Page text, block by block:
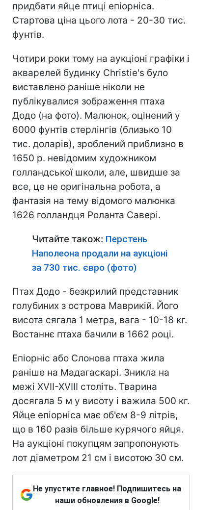
придбати яйце птиці епіорніса.
Стартова ціна цього лота - 20-30 тис.
фунтів.
Чотири роки тому на аукціоні графіки і
акварелей будинку Christie's було
виставлено раніше ніколи не
публікувалися зображення птаха
Додо (на фото). Малюнок, оцінений у
6000 фунтів стерлінгів (близько 10
тис. доларів), зроблений приблизно в
1650 р. невідомим художником
голландської школи, але, швидше за
все, це не оригінальна робота, а
фантазія на тему відомого малюнка
1626 голландця Роланта Савері.
Читайте також: Перстень
Наполеона продали на аукціоні
за 730 тис. євро (фото)
Птах Додо - безкрилий представник
голубиних з острова Маврикій. Його
висота сягала 1 метра, вага - 10-18 кг.
Востаннє птаха бачили в 1662 році.
Епіорніс або Слонова птаха жила
раніше на Мадагаскарі. Зникла на
межі XVII-XVIII століть. Тварина
досягала 5 м у висоту і важила 500 кг.
Яйце епіорніса має об'єм 8-9 літрів,
що в 160 разів більше курячого яйця.
На аукціоні покупцям запропонують
лот діаметром 21 см і висотою 30 см.
Не упустите главное! Подпишитесь на
наши обновления в Google!